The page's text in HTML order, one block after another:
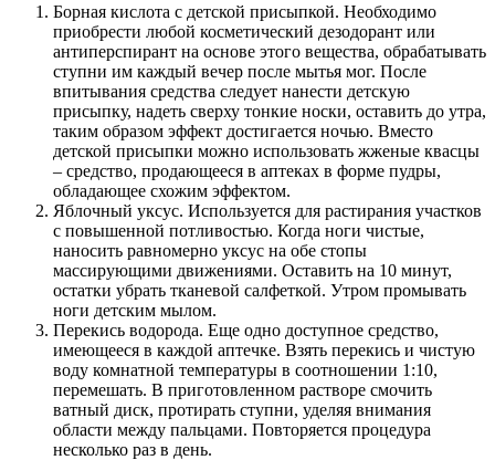
Борная кислота с детской присыпкой. Необходимо
приобрести любой косметический дезодорант или
антиперспирант на основе этого вещества, обрабатывать
ступни им каждый вечер после мытья мог. После
впитывания средства следует нанести детскую
присыпку, надеть сверху тонкие носки, оставить до утра,
таким образом эффект достигается ночью. Вместо
детской присыпки можно использовать жженые квасцы
– средство, продающееся в аптеках в форме пудры,
обладающее схожим эффектом.
Яблочный уксус. Используется для растирания участков
с повышенной потливостью. Когда ноги чистые,
наносить равномерно уксус на обе стопы
массирующими движениями. Оставить на 10 минут,
остатки убрать тканевой салфеткой. Утром промывать
ноги детским мылом.
Перекись водорода. Еще одно доступное средство,
имеющееся в каждой аптечке. Взять перекись и чистую
воду комнатной температуры в соотношении 1:10,
перемешать. В приготовленном растворе смочить
ватный диск, протирать ступни, уделяя внимания
области между пальцами. Повторяется процедура
несколько раз в день.